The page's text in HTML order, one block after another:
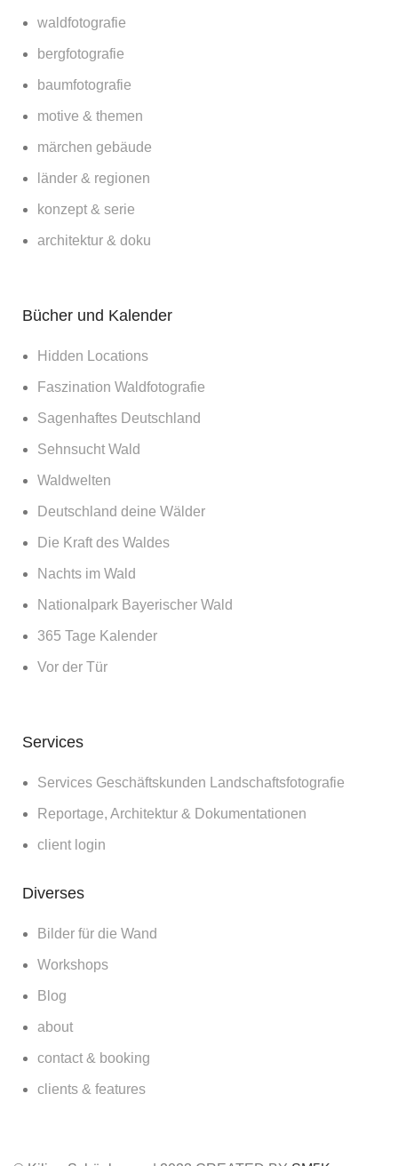
waldfotografie
bergfotografie
baumfotografie
motive & themen
märchen gebäude
länder & regionen
konzept & serie
architektur & doku
Bücher und Kalender
Hidden Locations
Faszination Waldfotografie
Sagenhaftes Deutschland
Sehnsucht Wald
Waldwelten
Deutschland deine Wälder
Die Kraft des Waldes
Nachts im Wald
Nationalpark Bayerischer Wald
365 Tage Kalender
Vor der Tür
Services
Services Geschäftskunden Landschaftsfotografie
Reportage, Architektur & Dokumentationen
client login
Diverses
Bilder für die Wand
Workshops
Blog
about
contact & booking
clients & features